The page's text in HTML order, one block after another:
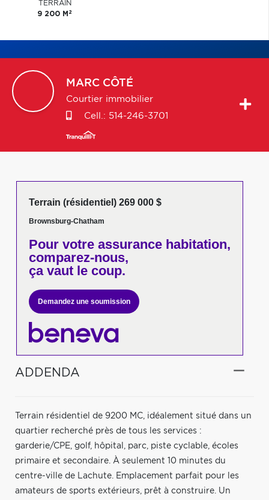
TERRAIN
9 200 M 2
MARC CÔTÉ
Courtier immobilier
Cell.: 514-246-3701
Terrain (résidentiel) 269 000 $
Brownsburg-Chatham
Pour votreassurance habitation,
comparez-nous,
ça vaut le coup.
Demandez une soumission
ADDENDA
Terrain résidentiel de 9200 MC, idéalement situé dans un
quartier recherché près de tous les services :
garderie/CPE, golf, hôpital, parc, piste cyclable, écoles
primaire et secondaire. À seulement 10 minutes du
centre-ville de Lachute. Emplacement parfait pour les
amateurs de sports extérieurs, prêt à construire. Un